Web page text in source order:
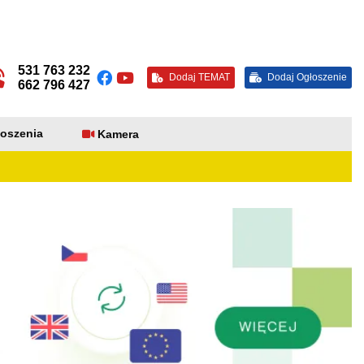
531 763 232
662 796 427
Dodaj TEMAT Dodaj Ogłoszenie
Kamera